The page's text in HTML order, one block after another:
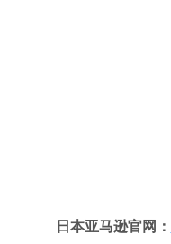
日本亚马逊官网：